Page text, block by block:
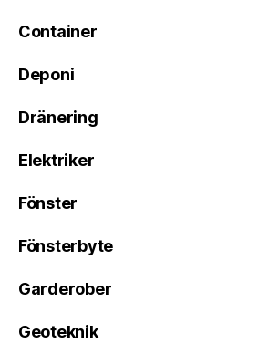
Container
Deponi
Dränering
Elektriker
Fönster
Fönsterbyte
Garderober
Geoteknik